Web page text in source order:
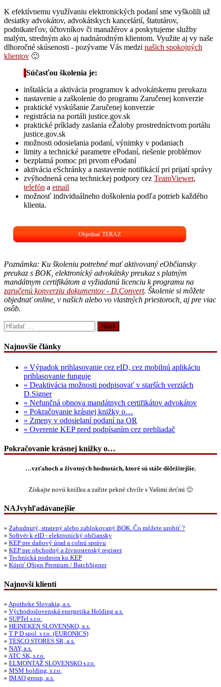
K efektívnemu využívaniu elektronických podaní sme vyškolili už
desiatky advokátov, advokátskych kancelárií, štatutárov,
podnikateľov, účtovníkov či manažérov a poskytujeme služby
malým, stredným ako aj nadnárodným klientom. Využite aj vy naše
dlhoročné skúsenosti - pozývame Vás medzi našich spokojných
klientov 🙂
Súčasťou školenia je:
inštalácia a aktivácia programov k advokátskemu preukazu
nastavenie a zaškolenie do programu Zaručenej konverzie
praktické vyskúšanie Zaručenej konverzie
registrácia na portáli justice.gov.sk
praktické príklady zaslania eŽaloby prostredníctvom portálu
justice.gov.sk
možnosti odosielania podaní, výnimky v podaniach
limity a technické parametre ePodaní, riešenie problémov
bezplatná pomoc pri prvom ePodaní
aktivácia eSchránky a nastavenie notifikácií pri prijatí správy
zvýhodnená cena technickej podpory cez TeamViewer,
telefón a email
možnosť individuálneho doškolenia podľa potrieb každého
klienta.
Objednať TERAZ
Poznámka: Ku školeniu potrebné mať aktivovaný eObčiansky
preukaz s BOK, elektronický advokátsky preukaz s platným
mandátnym certifikátom a vyžiadanú licenciu k programu na
zaručenú konverziu dokumentov - D.Convert. Školenie si môžete
objednať online, v našich alebo vo vlastných priestoroch, aj pre viac
osôb.
Hľadať:
Najnovšie články
» Výpadok prihlasovanie cez eID, cez mobilnú aplikáciu
prihlasovanie funguje
» Deaktivácia možnosti podpisovať v starších verziách
D.Signer
» Nefunčná obnova mandátnych certifikátov advokátov
» Pokračovanie krásnej knižky o…
» Zmeny v odosielaní podaní na OR
» Overenie KEP pred podpísaním cez prehliadač
Pokračovanie krásnej knižky o…
…vzťahoch a životných hodnotách, ktoré sú stále dôležitejšie.
Získajte novú knižku a zažite pekné chvíle s Vašimi deťmi 🙂
NAJvyhľadávanejšie
» Zabudnutý, stratený alebo zablokovaný BOK. Čo môžete urobiť ?
» Softvér k eID - elektronický občiansky
» KEP pre daňový úrad a colnú správu
» KEP pre obchodný a živnostenský register
» Technická podpora ku KEP
» Kúpiť QSign Premium / BatchSigner
Najnovší klienti
» Apotheke Slovakia, a.s.
» Východoslovenská energetika Holding a.s.
» SUPTel s.r.o.
» HEINEKEN SLOVENSKO, a.s.
» T P D spol. s r.o. (EURONICS)
» TESCO STORES SR, a.s.
» NAY, a.s.
» ATC SK, s.r.o.
» ELMONTAŽ SLOVENSKO s.r.o.
» MSM holding, s.r.o.
» IMAO group, a.s.